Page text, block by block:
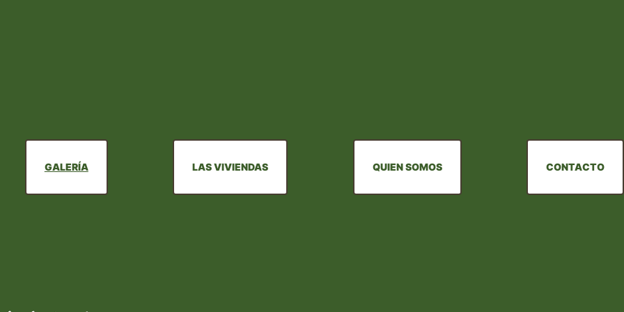
GALERÍA LAS VIVIENDAS QUIEN SOMOS CONTACTO